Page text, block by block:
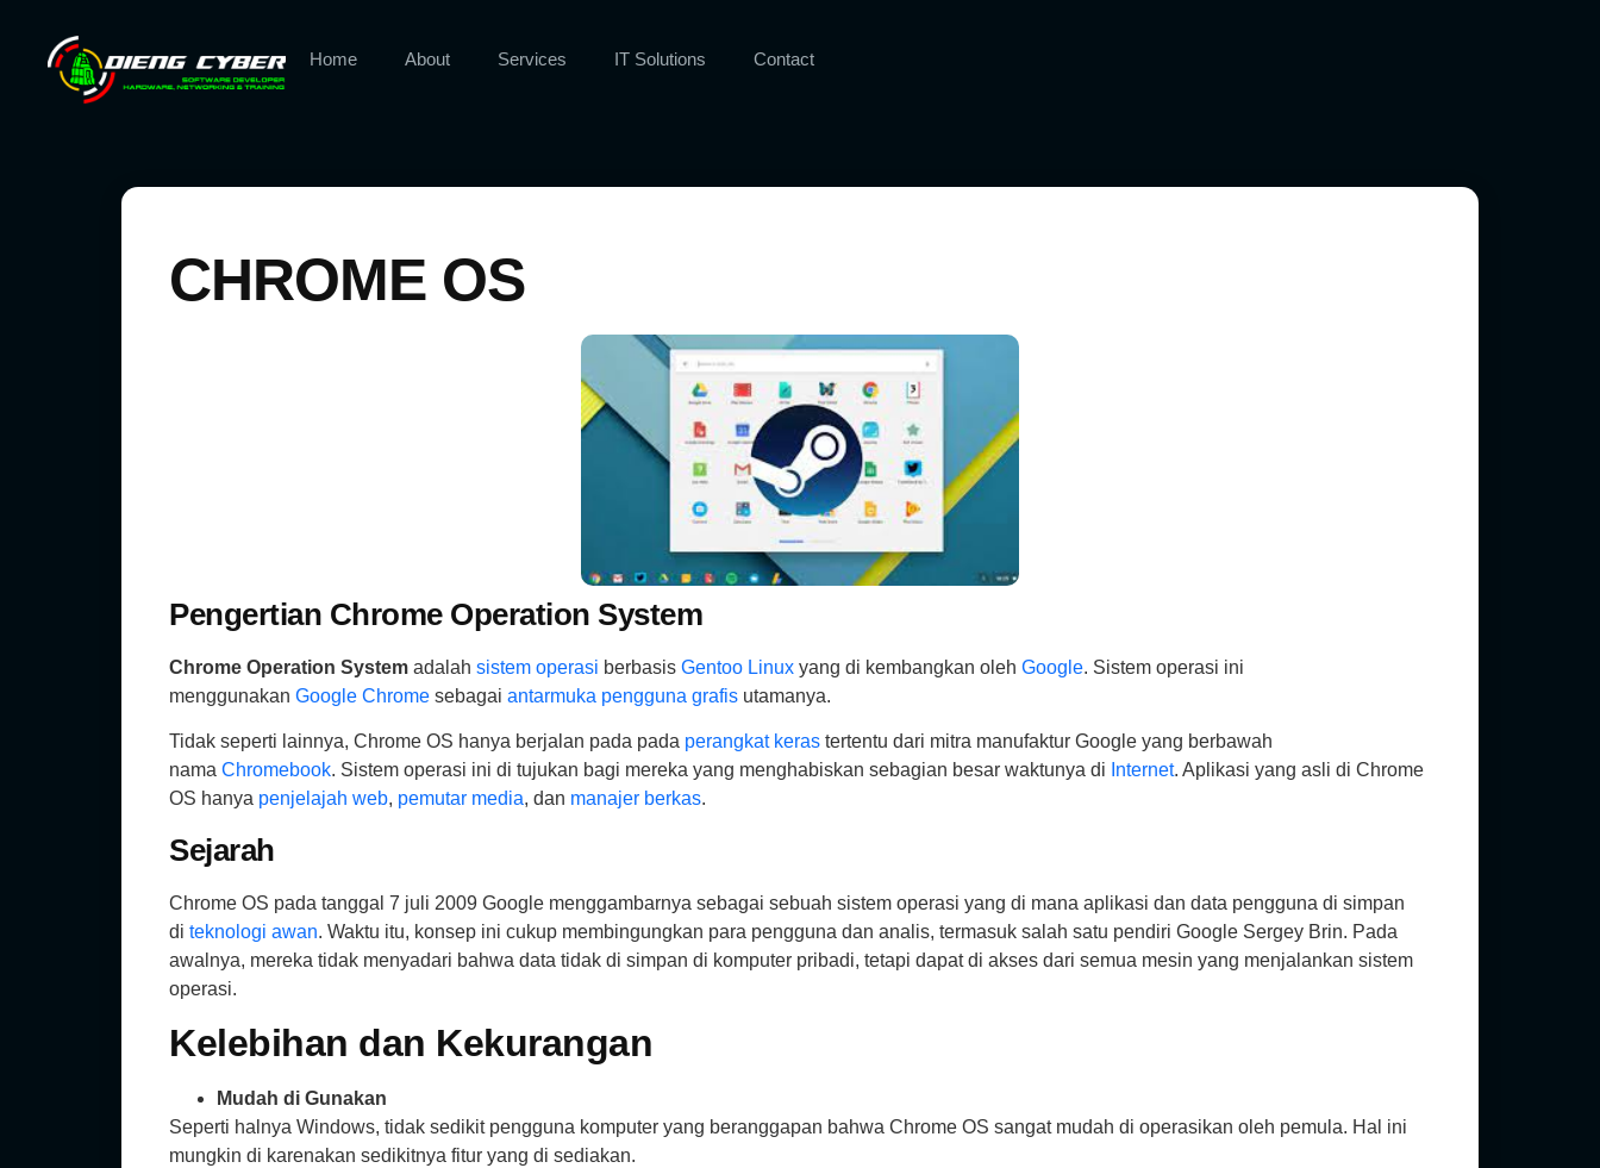
Home About Services IT Solutions Contact
CHROME OS
Pengertian Chrome Operation System
Chrome Operation System adalah sistem operasi berbasis Gentoo Linux yang di kembangkan oleh Google. Sistem operasi ini
menggunakan Google Chrome sebagai antarmuka pengguna grafis utamanya.
Tidak seperti lainnya, Chrome OS hanya berjalan pada pada perangkat keras tertentu dari mitra manufaktur Google yang berbawah
nama Chromebook. Sistem operasi ini di tujukan bagi mereka yang menghabiskan sebagian besar waktunya di Internet. Aplikasi yang asli di Chrome
OS hanya penjelajah web, pemutar media, dan manajer berkas.
Sejarah
Chrome OS pada tanggal 7 juli 2009 Google menggambarnya sebagai sebuah sistem operasi yang di mana aplikasi dan data pengguna di simpan
di teknologi awan. Waktu itu, konsep ini cukup membingungkan para pengguna dan analis, termasuk salah satu pendiri Google Sergey Brin. Pada
awalnya, mereka tidak menyadari bahwa data tidak di simpan di komputer pribadi, tetapi dapat di akses dari semua mesin yang menjalankan sistem
operasi.
Kelebihan dan Kekurangan
Mudah di Gunakan
Seperti halnya Windows, tidak sedikit pengguna komputer yang beranggapan bahwa Chrome OS sangat mudah di operasikan oleh pemula. Hal ini
mungkin di karenakan sedikitnya fitur yang di sediakan.